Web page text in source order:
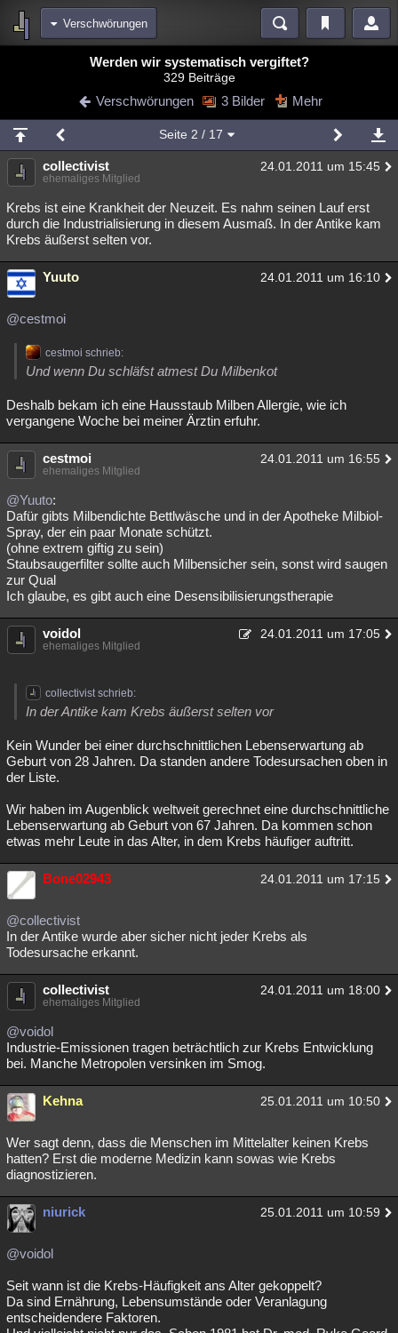
Verschwörungen
Blogs Videos
Chat Wiki Neuigkeiten
meine Rubriken
Menschen Wissenschaft Mystery Kriminalfälle
Spiritualität Verschwörungen Technologie Ufologie
Natur Umfragen Unterhaltung
weitere Rubriken
Philosophie
Musik Clash Verbesserungen Allmystery
Besucht Teilgenommen Alle Neue
Lesenswert
Werden wir systematisch vergiftet?
329 Beiträge
Verschwörungen 3 Bilder Mehr
Seite 2 / 17
collectivist 24.01.2011 um 15:45
ehemaliges Mitglied
Krebs ist eine Krankheit der Neuzeit. Es nahm seinen Lauf erst
durch die Industrialisierung in diesem Ausmaß. In der Antike kam
Krebs äußerst selten vor.
Yuuto 24.01.2011 um 16:10
@cestmoi
cestmoi schrieb:
Und wenn Du schläfst atmest Du Milbenkot
Deshalb bekam ich eine Hausstaub Milben Allergie, wie ich
vergangene Woche bei meiner Ärztin erfuhr.
cestmoi 24.01.2011 um 16:55
ehemaliges Mitglied
@Yuuto:
Dafür gibts Milbendichte Bettlwäsche und in der Apotheke Milbiol-
Spray, der ein paar Monate schützt.
(ohne extrem giftig zu sein)
Staubsaugerfilter sollte auch Milbensicher sein, sonst wird saugen
zur Qual
Ich glaube, es gibt auch eine Desensibilisierungstherapie
voidol 24.01.2011 um 17:05
ehemaliges Mitglied
collectivist schrieb:
In der Antike kam Krebs äußerst selten vor
Kein Wunder bei einer durchschnittlichen Lebenserwartung ab
Geburt von 28 Jahren. Da standen andere Todesursachen oben in
der Liste.
Wir haben im Augenblick weltweit gerechnet eine durchschnittliche
Lebenserwartung ab Geburt von 67 Jahren. Da kommen schon
etwas mehr Leute in das Alter, in dem Krebs häufiger auftritt.
Bone02943 24.01.2011 um 17:15
@collectivist
In der Antike wurde aber sicher nicht jeder Krebs als
Todesursache erkannt.
collectivist 24.01.2011 um 18:00
ehemaliges Mitglied
@voidol
Industrie-Emissionen tragen beträchtlich zur Krebs Entwicklung
bei. Manche Metropolen versinken im Smog.
Kehna 25.01.2011 um 10:50
Wer sagt denn, dass die Menschen im Mittelalter keinen Krebs
hatten? Erst die moderne Medizin kann sowas wie Krebs
diagnostizieren.
niurick 25.01.2011 um 10:59
@voidol
Seit wann ist die Krebs-Häufigkeit ans Alter gekoppelt?
Da sind Ernährung, Lebensumstände oder Veranlagung
entscheidendere Faktoren.